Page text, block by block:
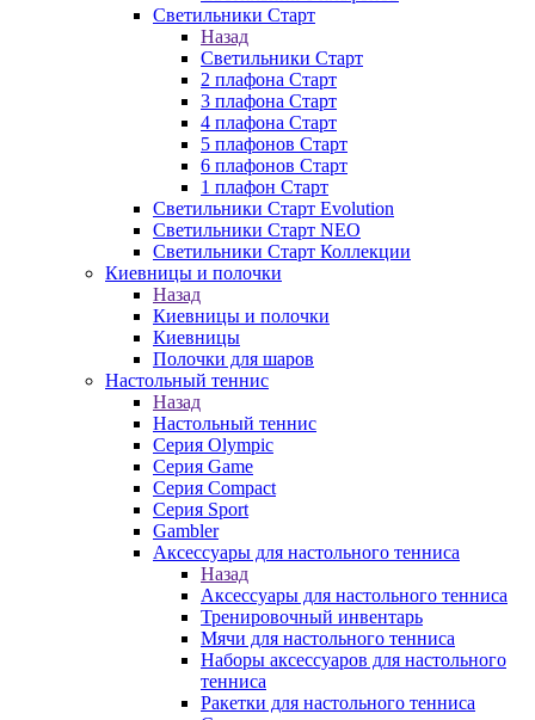
Светильники Старт
Назад
Светильники Старт
2 плафона Старт
3 плафона Старт
4 плафона Старт
5 плафонов Старт
6 плафонов Старт
1 плафон Старт
Светильники Старт Evolution
Светильники Старт NEO
Светильники Старт Коллекции
Киевницы и полочки
Назад
Киевницы и полочки
Киевницы
Полочки для шаров
Настольный теннис
Назад
Настольный теннис
Серия Olympic
Серия Game
Серия Compact
Серия Sport
Gambler
Аксессуары для настольного тенниса
Назад
Аксессуары для настольного тенниса
Тренировочный инвентарь
Мячи для настольного тенниса
Наборы аксессуаров для настольного
тенниса
Ракетки для настольного тенниса